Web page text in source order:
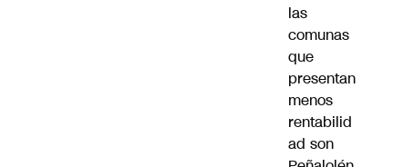
las
comunas
que
presentan
menos
rentabilid
ad son